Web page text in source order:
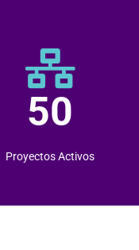
50
Proyectos Activos